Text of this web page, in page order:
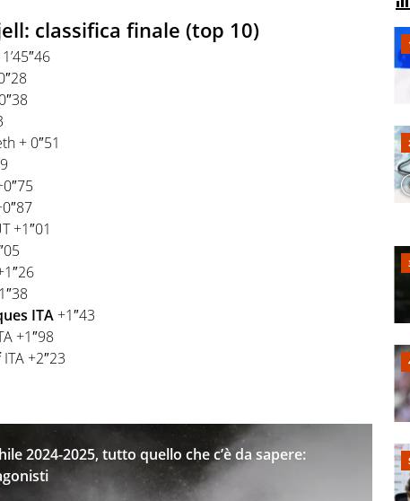
classifica finale (top 10)
+ 0″51
+1″01
ITA +1″43
+1″98
ITA +2″23
2024-2025, tutto quello che c’è da sapere: